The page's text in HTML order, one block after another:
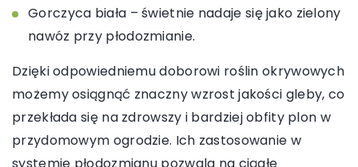
Gorczyca biała – świetnie nadaje się jako zielony
nawóz przy płodozmianie.
Dzięki odpowiedniemu doborowi roślin okrywowych
możemy osiągnąć znaczny wzrost jakości gleby, co
przekłada się na zdrowszy i bardziej obfity plon w
przydomowym ogrodzie. Ich zastosowanie w
systemie płodozmianu pozwala na ciągłe